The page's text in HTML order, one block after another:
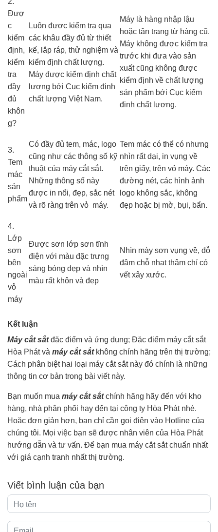
Đượ
c
kiểm
định,
kiểm
tra
đầy
đủ
khôn
g?
Luôn được kiểm tra qua
các khâu đầy đủ từ thiết
kế, lắp ráp, thử nghiệm và
kiểm định chất lượng.
Máy được kiểm định chất
lượng bởi Cục kiểm định
chất lượng Việt Nam.
Máy là hàng nhập lậu
hoặc tân trang từ hàng cũ.
Máy không được kiểm tra
trước khi đưa vào sản
xuất cũng không được
kiểm định về chất lượng
sản phẩm bởi Cục kiểm
định chất lượng.
3.
Tem
mác
sản
phẩm
Có đầy đủ tem, mác, logo
cũng như các thông số kỹ
thuật của máy cắt sắt.
Những thông số này
được in nổi, đẹp, sắc nét
và rõ ràng trên vỏ máy.
Tem mác có thể có nhưng
nhìn rất dại, in vụng về
trên giấy, trên vỏ máy. Các
đường nét, các hình ảnh
logo không sắc, không
đẹp hoặc bị mờ, bụi, bẩn.
4.
Lớp
sơn
bên
ngoài
vỏ
máy
Được sơn lớp sơn tĩnh
điện với màu đặc trưng
sáng bóng đẹp và nhìn
màu rất khôn và đẹp
Nhìn mày sơn vụng về, đỗ
đậm chỗ nhạt thậm chí có
vết xây xước.
Kết luận
Máy cắt sắtđặc điểm và ứng dụng; Đặc điểm máy cắt sắt
Hòa Phát và máy cắt sắt không chính hãng trên thị trường;
Cách phân biệt hai loại máy cắt sắt này đó chính là những
thông tin cơ bản trong bài viết này.
Bạn muốn mua máy cắt sắtchính hãng hãy đến với kho
hàng, nhà phân phối hay đến tại công ty Hòa Phát nhé.
Hoặc đơn giản hơn, bạn chỉ cần gọi điện vào Hotline của
chúng tôi. Mọi việc bạn sẽ được nhân viên của Hòa Phát
hướng dẫn và tư vấn. Để bạn mua máy cắt sắt chuẩn nhất
với giá cạnh tranh nhất thị trường.
Viết bình luận của bạn